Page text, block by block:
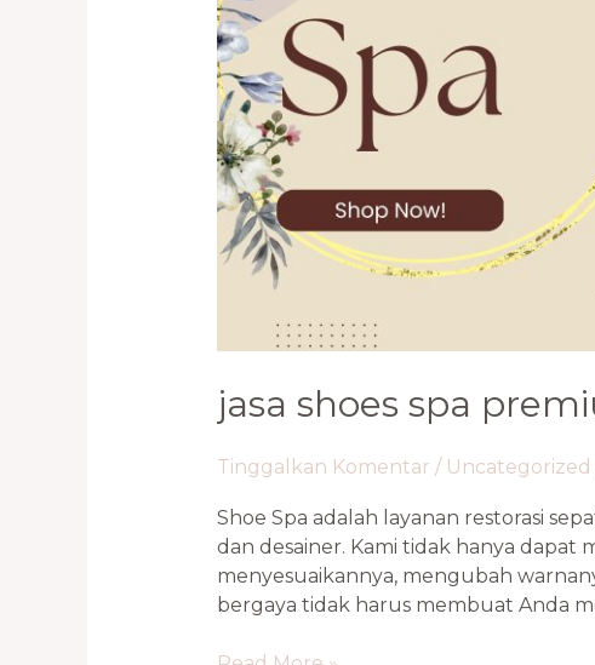
jasa shoes spa
Tinggalkan Komentar / Uncategorized
Shoe Spa adalah layanan restorasi
dan desainer. Kami tidak hanya dapat
menyesuaikannya, mengubah
bergaya tidak harus membuat Anda